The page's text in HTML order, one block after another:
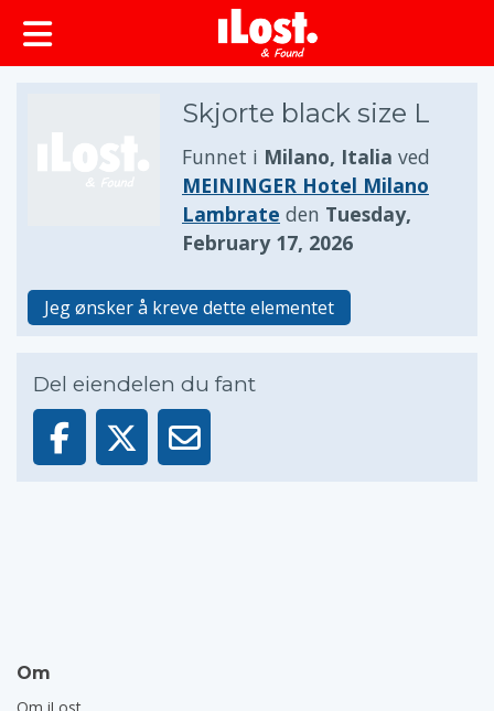
Skjorte black size L
Funnet i Milano, Italia ved
MEININGER Hotel Milano
Lambrate den Tuesday,
February 17, 2026
Jeg ønsker å kreve dette elementet
Del eiendelen du fant
Om